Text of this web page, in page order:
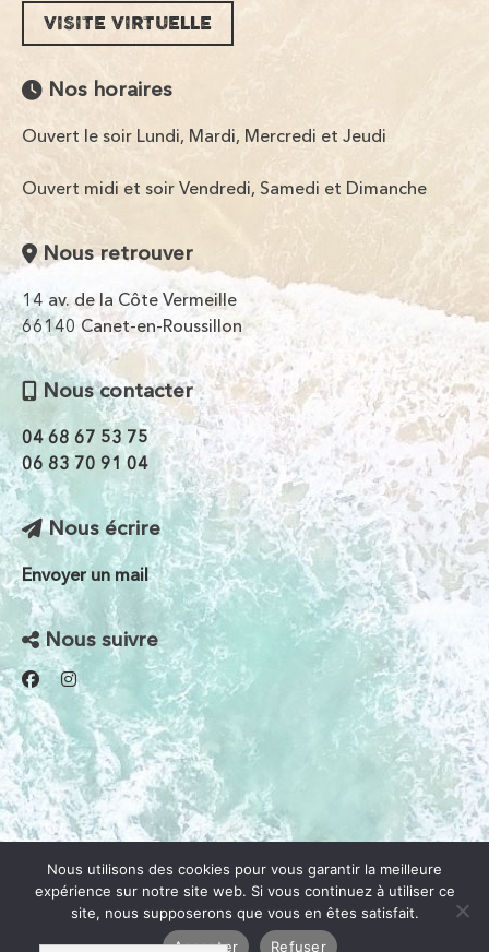
VISITE VIRTUELLE
Nos horaires
Ouvert le soir Lundi, Mardi, Mercredi et Jeudi
Ouvert midi et soir Vendredi, Samedi et Dimanche
Nous retrouver
14 av. de la Côte Vermeille
66140 Canet-en-Roussillon
Nous contacter
04 68 67 53 75
06 83 70 91 04
Nous écrire
Envoyer un mail
Nous suivre
© 2026 La siesta L'arroseria |Site créé avec passion
Nous utilisons des cookies pour vous garantir la meilleure
expérience sur notre site web. Si vous continuez à utiliser ce
site, nous supposerons que vous en êtes satisfait.
Accepter
Refuser